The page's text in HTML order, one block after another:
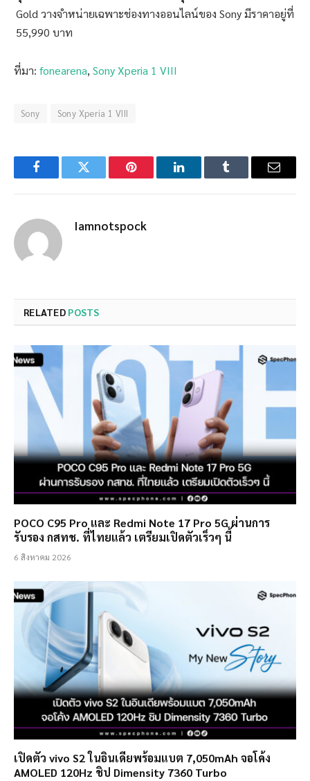
Gold วางจำหน่ายเฉพาะช่องทางออนไลน์ของ Sony มีราคาอยู่ที่
55,990 บาท
ที่มา: fonearena,Sony Xperia 1 VIII
Sony Sony Xperia 1 VIII
FacebookTwitter Pinterest LinkedInTumblr Email
Iamnotspock
RELATED POSTS
POCO C95 Pro และ Redmi Note 17 Pro 5G ผ่านการ
รับรอง กสทช. ที่ไทยแล้ว เตรียมเปิดตัวเร็วๆ นี้
6 สิงหาคม 2026
เปิดตัว vivo S2 ในอินเดียพร้อมแบต 7,050mAh จอโค้ง
AMOLED 120Hz ชิป Dimensity 7360 Turbo